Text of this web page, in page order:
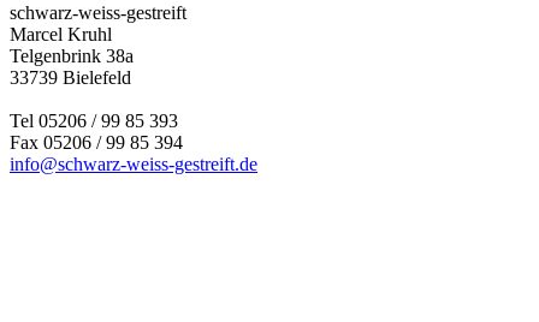
schwarz-weiss-gestreift
Marcel Kruhl
Telgenbrink 38a
33739 Bielefeld
Tel 05206 / 99 85 393
Fax 05206 / 99 85 394
info@schwarz-weiss-gestreift.de